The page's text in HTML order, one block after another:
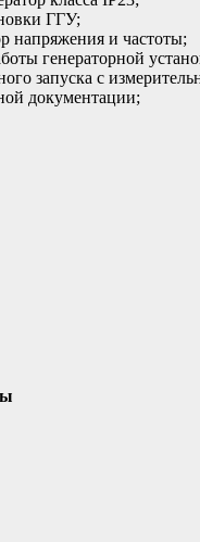
ГГУ;
напряжения и частоты;
генераторной
запуска с
документации;